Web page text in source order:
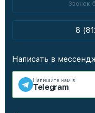
Звонок
8
Написать в
Напишите нам в
Telegram